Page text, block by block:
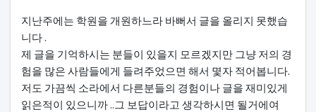
지난주에는 학원을 개원하느라 바뻐서 글을 올리지 못했습
니다 .
제 글을 기억하시는 분들이 있을지 모르겠지만 그냥 저의 경
험을 많은 사람들에게 들려주었으면 해서 몇자 적어봅니다.
저도 가끔씩 소라에서 다른분들의 경험이나 글을 재미있게
읽은적이 있으니까 ..그 보답이라고 생각하시면 될거에여